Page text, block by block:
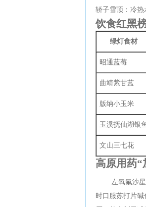
轿子雪顶：冷热
饮食红黑
绿灯食材
昭通蓝莓
曲靖紫甘蓝
版纳小玉米
玉溪抚仙湖银
文山三七花
高原用药
左氧氟沙
时口服苏打片